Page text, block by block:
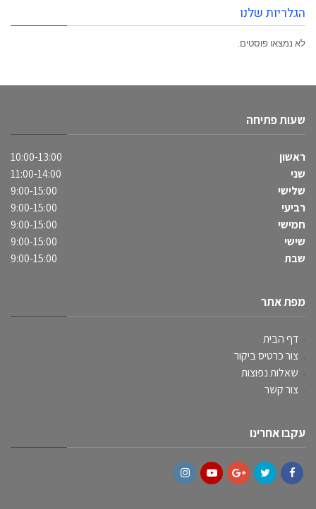
הגלריות שלנו
לא נמצאו פוסטים.
שעות פתיחה
ראשון
10:00-13:00
שני
11:00-14:00
שלישי
9:00-15:00
רביעי
9:00-15:00
חמישי
9:00-15:00
שישי
9:00-15:00
שבת
9:00-15:00
מפת אתר
דף הבית
צור כרטיס ביקור
שאלות נפוצות
צור קשר
עקבו אחרינו